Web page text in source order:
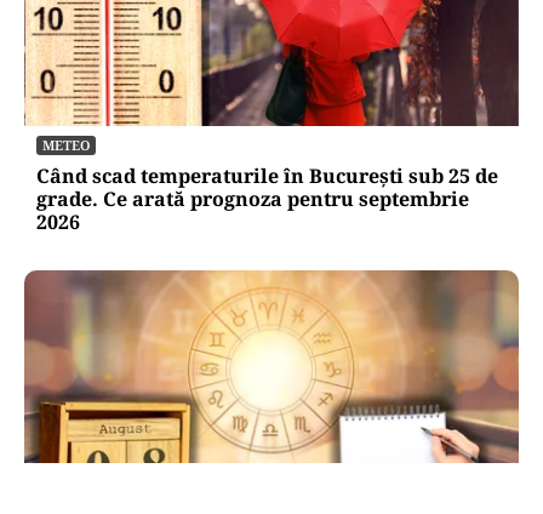
METEO
Când scad temperaturile în București sub 25 de
grade. Ce arată prognoza pentru septembrie
2026